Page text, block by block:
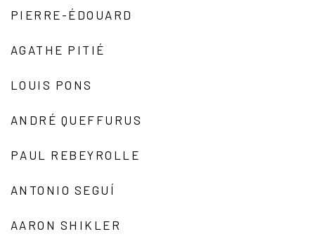
PIERRE-ÉDOUARD
AGATHE PITIÉ
LOUIS PONS
ANDRÉ QUEFFURUS
PAUL REBEYROLLE
ANTONIO SEGUÍ
AARON SHIKLER